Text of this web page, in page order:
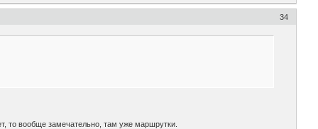
34
то вообще замечательно, там уже маршрутки.